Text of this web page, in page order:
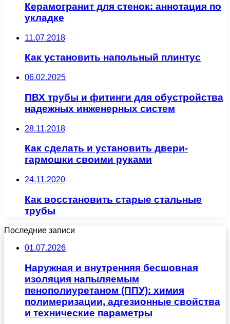
Керамогранит для стенок: аннотация по
укладке
11.07.2018
Как установить напольный плинтус
06.02.2025
ПВХ трубы и фитинги для обустройства
надежных инженерных систем
28.11.2018
Как сделать и установить двери-
гармошки своими руками
24.11.2020
Как восстановить старые стальные
трубы
Последние записи
01.07.2026
Наружная и внутренняя бесшовная
изоляция напыляемым
пенополиуретаном (ППУ): химия
полимеризации, адгезионные свойства
и технические параметры